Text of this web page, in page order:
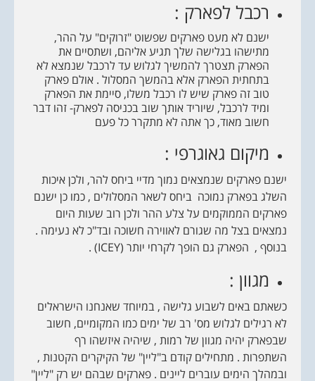
רכבל לפארק :
ישנם לא מעט פארקים שפשוט "זרוקים" על ההר,
מתישהו בגלישה שלך תגיע אליהם, ושתסיים את
הפארק תצטרך להמשיך לגלוש עד לרכבל שנמצא לא
בתחתית הפארק אלא בהמשך המסלול . אולם פארק
טוב זה פארק שיש לו רכבל משלו, סיימת את הפארק
ומיד לרכבל, שיוריד אותך שוב בכניסה לפארק- זהו דבר
חשוב מאוד, כך אתה לא מתקרר כל פעם
מיקום גאוגרפי :
ישנם פארקים שנמצאים נמוך מדיי ביחס להר, ולכן איכות
השלג בפארק נמוכה ביחס לשאר המסלולים , כמו כן ישנם
פארקים הממוקמים על צלע ההר ולכן רוב שעות היום
נמצאים בצל מה שגורם לאווירה חשוכה ובד"כ לא נעימה .
בנוסף , הפארק גם הופך לקרחי יותר (ICEY) .
מגוון :
כשאתם באים לשבוע גלישה , במיוחד שאנחנו הישראלים
לא רגילים לגלוש מס' רב של ימים כמו המקומיים, חשוב
שבפארק יהיה מגוון של רמות , שיהיה איזשהו רף
השתפרות . מתחילים קודם ב"ליין" של הקיקרים הקטנות ,
ובמהלך הימים עוברים ליינים . פארקים שבהם יש רק "ליין"